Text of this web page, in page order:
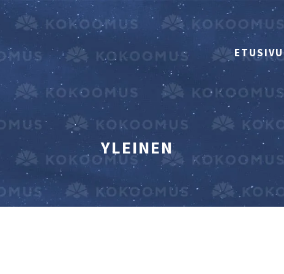
ETUSIVU
YLEINEN